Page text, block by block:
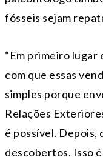
fósseis sejam
“Em primeiro lugar
com que essas
simples porque
Relações
é possível. Depois,
descobertos. Isso